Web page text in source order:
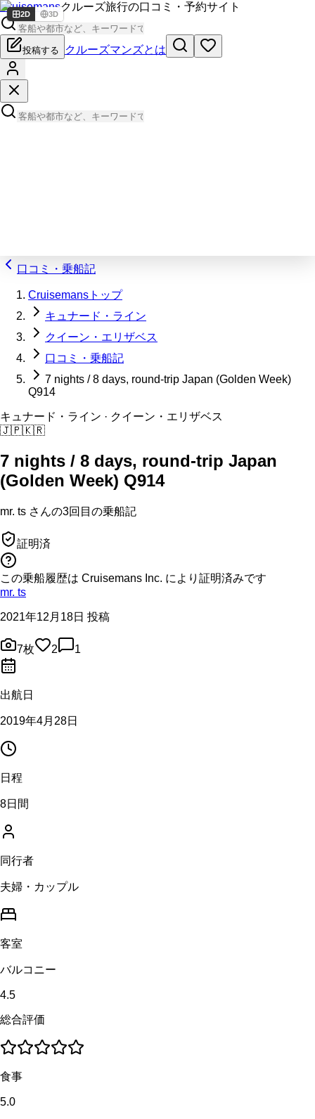
Cruisemansクルーズ旅行の口コミ・予約サイト
投稿する クルーズマンズとは
口コミ・乗船記
Cruisemansトップ
キュナード・ライン
クイーン・エリザベス
口コミ・乗船記
7 nights / 8 days, round-trip Japan (Golden Week)
Q914
キュナード・ライン · クイーン・エリザベス
🇯🇵🇰🇷
7 nights / 8 days, round-trip Japan
(Golden Week) Q914
mr. ts さんの3回目の乗船記
証明済
この乗船履歴は Cruisemans Inc. により証明済みです
mr. ts
2021年12月18日 投稿
7枚 2 1
出航日
2019年4月28日
日程
8日間
同行者
夫婦・カップル
客室
バルコニー
4.5
総合評価
食事
5.0
2D 3D